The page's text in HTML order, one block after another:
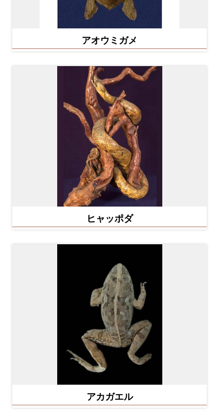
アオウミガメ
ヒャッポダ
アカガエル